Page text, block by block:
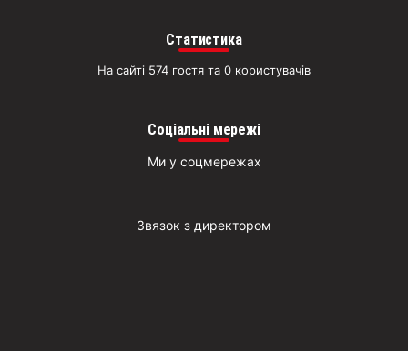
Статистика
На сайті 574 гостя та 0 користувачів
Соціальні мережі
Ми у соцмережах
Звязок з директором